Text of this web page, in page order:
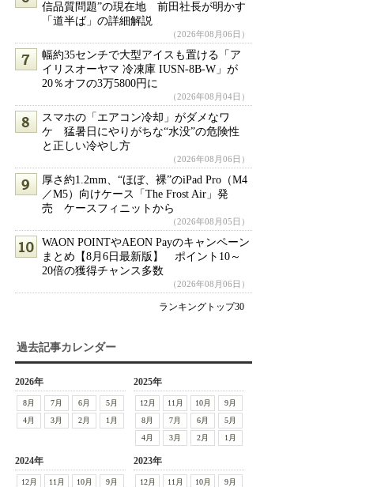
信品質問題”の現在地 前田社長が明かす
「道半ば」の詳細解説
（2026年08月06日）
幅約35センチで大型アイスも置ける「ア
イリスオーヤマ 冷凍庫 IUSN-8B-W」が
20％オフの3万5800円に
（2026年08月04日）
スマホの「エアコン冷却」がダメなワ
ケ 猛暑日にやりがちな“水没”の危険性
と正しい冷やし方
（2026年08月06日）
厚さ約1.2mm、“ほぼ、裸”のiPad Pro（M4
／M5）向けケース「The Frost Air」発
売 ケースフィニットから
（2026年08月05日）
WAON POINTやAEON Payのキャンペーン
まとめ【8月6日最新版】 ポイント10～
20倍の獲得チャンス多数
（2026年08月06日）
ランキングトップ30
過去記事カレンダー
2026年
8月 7月 6月
5月
4月
3月 2月 1月
2025年
12月 11月 10月
9月
8月
7月 6月
5月
4月
3月 2月 1月
2024年
12月 11月 10月
9月
2023年
12月 11月 10月
9月